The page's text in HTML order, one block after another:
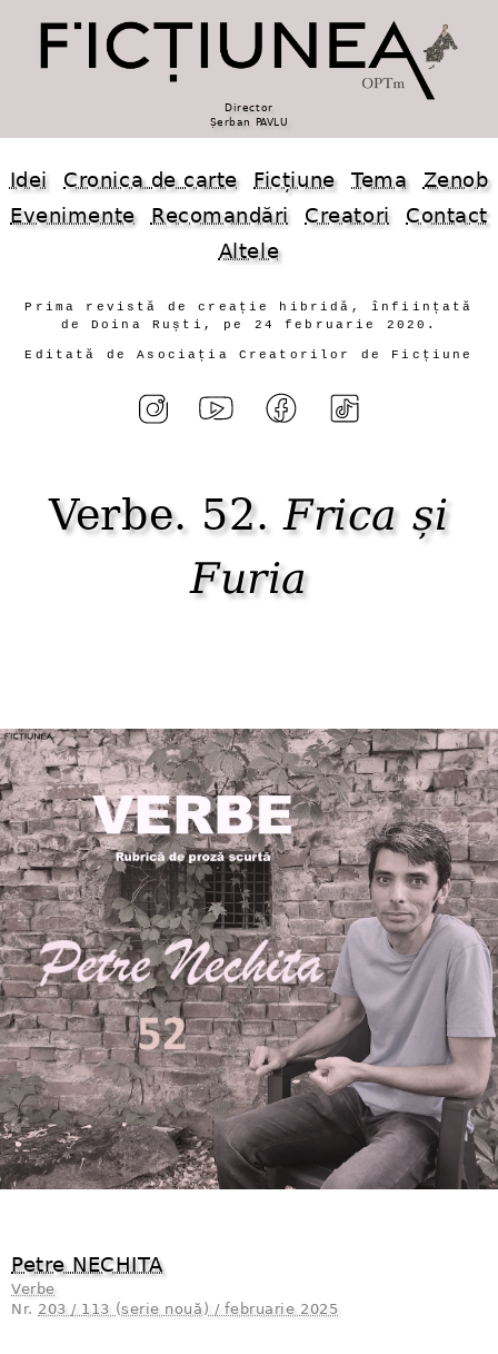
Director
Șerban PAVLU
Idei Cronica de carte Ficțiune Tema
Zenob
Evenimente
Recomandări Creatori
Contact
Altele
Prima revistă de creație hibridă, înființată
de Doina Ruști, pe 24 februarie 2020.
Editată de Asociația Creatorilor de Ficțiune
Verbe. 52.Frica și
Furia
Petre NECHITA
Verbe
Nr. 203 / 113 (serie nouă) / februarie 2025